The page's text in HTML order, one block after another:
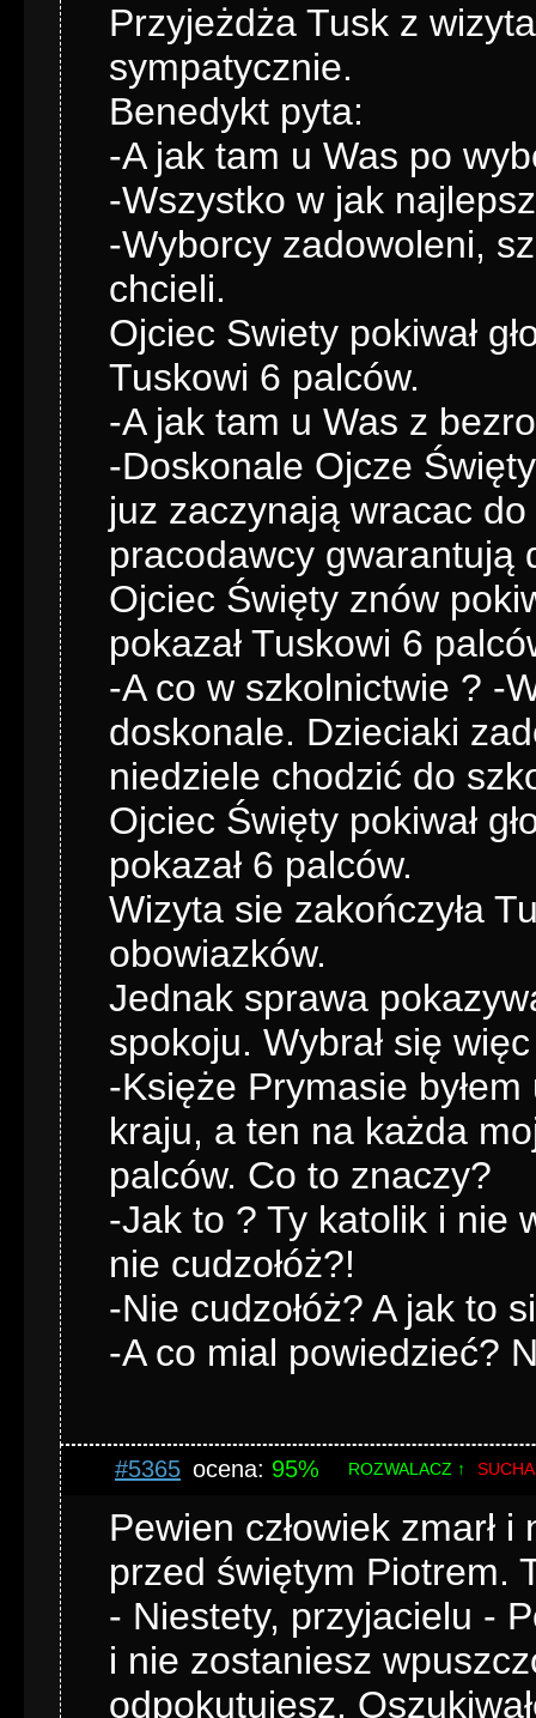
Przyjeżdża Tusk z
sympatycznie.
Benedykt pyta:
-A jak tam u Was po
-Wszystko w jak
-Wyborcy zadowoleni,
chcieli.
Ojciec Swiety pokiwał
Tuskowi 6 palców.
-A jak tam u Was z
-Doskonale Ojcze
juz zaczynają wracac
pracodawcy gwarantują
Ojciec Święty znów
pokazał Tuskowi 6
-A co w szkolnictwie ? -
doskonale. Dzieciaki
niedziele chodzić do
Ojciec Święty pokiwał
pokazał 6 palców.
Wizyta sie zakończyła
obowiazków.
Jednak sprawa
spokoju. Wybrał się
-Księże Prymasie
kraju, a ten na każda
palców. Co to znaczy?
-Jak to ? Ty katolik i nie
nie cudzołóż?!
-Nie cudzołóż? A jak to
-A co mial powiedzieć?
#5365 ocena: 95% ROZWALACZ ↑
Pewien człowiek zmarł
przed świętym Piotrem.
- Niestety, przyjacielu -
i nie zostaniesz
odpokutujesz.